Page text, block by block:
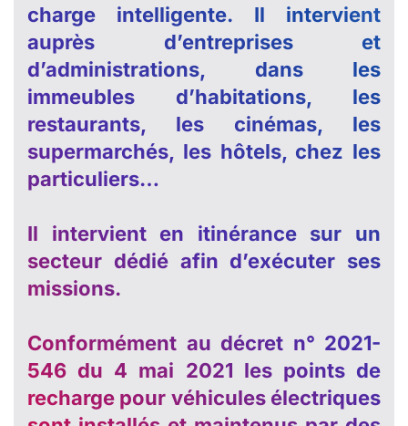
charge intelligente. Il intervient
auprès d’entreprises et
d’administrations, dans les
immeubles d’habitations, les
restaurants, les cinémas, les
supermarchés, les hôtels, chez les
particuliers…
Il intervient en itinérance sur un
secteur dédié afin d’exécuter ses
missions.
Conformément au décret n° 2021-
546 du 4 mai 2021 les points de
recharge pour véhicules électriques